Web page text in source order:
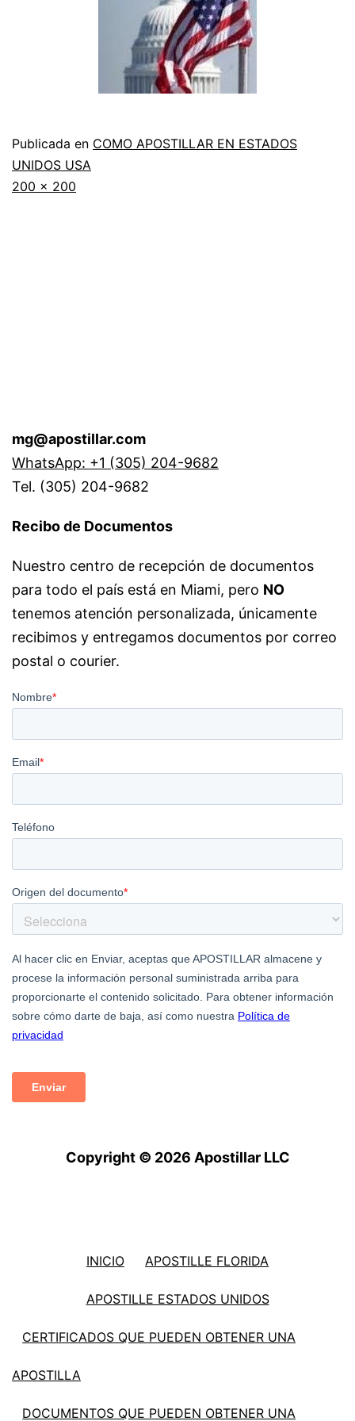
Publicada en COMO APOSTILLAR EN ESTADOS
UNIDOS USA
Tamaño
200 × 200
mg@apostillar.com
WhatsApp: +1 (305) 204-9682
Tel. (305) 204-9682
Recibo de Documentos
Nuestro centro de recepción de documentos
para todo el país está en Miami, pero NO
tenemos atención personalizada, únicamente
recibimos y entregamos documentos por correo
postal o courier.
Copyright © 2026 Apostillar LLC
INICIO APOSTILLE FLORIDA
APOSTILLE ESTADOS UNIDOS
CERTIFICADOS QUE PUEDEN OBTENER UNA
APOSTILLA
DOCUMENTOS QUE PUEDEN OBTENER UNA